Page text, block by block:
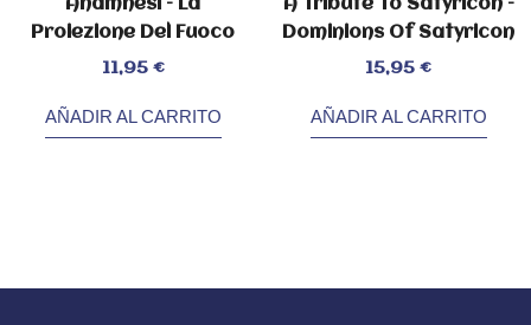
Anamnesi – La
Proiezione Del Fuoco
11,95 €
AÑADIR AL CARRITO
A Tribute To Satyricon –
Dominions Of Satyricon
15,95 €
AÑADIR AL CARRITO